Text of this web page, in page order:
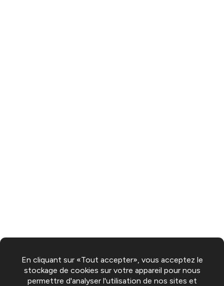
En cliquant sur «Tout accepter», vous acceptez le
stockage de cookies sur votre appareil pour nous
permettre d'analyser l'utilisation de nos sites et